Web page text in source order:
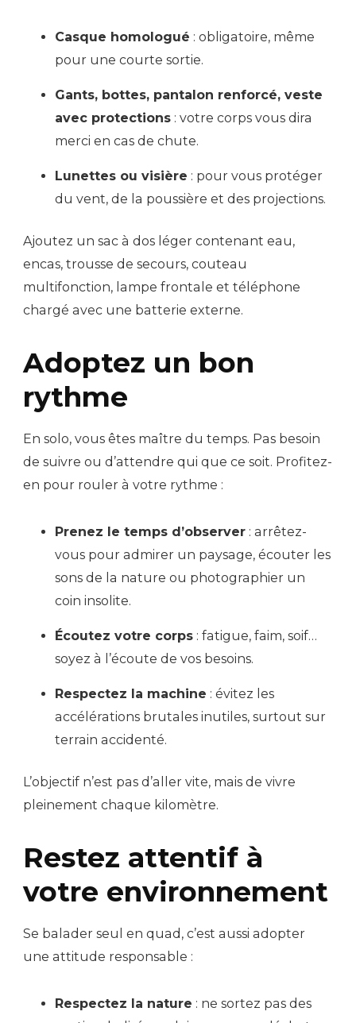
Casque homologué : obligatoire, même
pour une courte sortie.
Gants, bottes, pantalon renforcé, veste
avec protections : votre corps vous dira
merci en cas de chute.
Lunettes ou visière : pour vous protéger
du vent, de la poussière et des projections.
Ajoutez un sac à dos léger contenant eau,
encas, trousse de secours, couteau
multifonction, lampe frontale et téléphone
chargé avec une batterie externe.
Adoptez un bon
rythme
En solo, vous êtes maître du temps. Pas besoin
de suivre ou d’attendre qui que ce soit. Profitez-
en pour rouler à votre rythme :
Prenez le temps d’observer : arrêtez-
vous pour admirer un paysage, écouter les
sons de la nature ou photographier un
coin insolite.
Écoutez votre corps : fatigue, faim, soif…
soyez à l’écoute de vos besoins.
Respectez la machine : évitez les
accélérations brutales inutiles, surtout sur
terrain accidenté.
L’objectif n’est pas d’aller vite, mais de vivre
pleinement chaque kilomètre.
Restez attentif à
votre environnement
Se balader seul en quad, c’est aussi adopter
une attitude responsable :
Respectez la nature : ne sortez pas des